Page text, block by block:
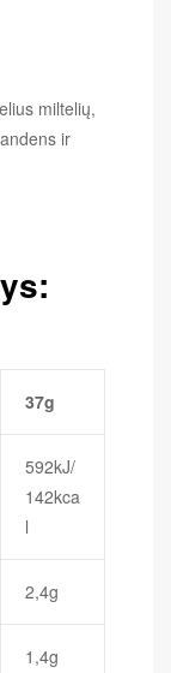
miltelių,
ir
37g
592kJ/
142kca
l
2,4g
1,4g